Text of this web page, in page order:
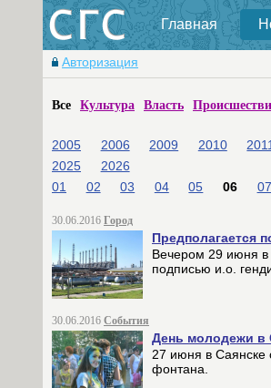
Главная
Авторизация
Все Культура Власть
2005 2006 2009 2010 2011
2025
2026
01
02 03 04 05 06 07
30.06.2016 Город
Предполагается
Вечером 29 июня в
подписью и.о.
30.06.2016 События
День молодежи в
27 июня в Саянске
фонтана.